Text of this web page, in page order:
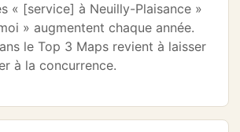
« [service] à Neuilly-Plaisance »
» augmentent chaque année.
le Top 3 Maps revient à laisser
à la concurrence.